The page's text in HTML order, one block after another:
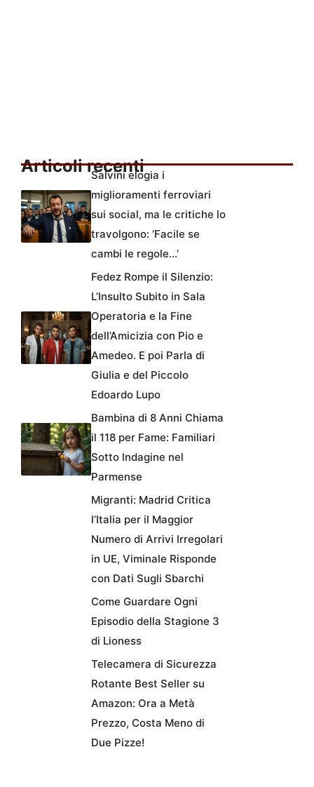
Articoli recenti
Salvini elogia i
miglioramenti ferroviari
sui social, ma le critiche lo
travolgono: ‘Facile se
cambi le regole…’
Fedez Rompe il Silenzio:
L’Insulto Subito in Sala
Operatoria e la Fine
dell’Amicizia con Pio e
Amedeo. E poi Parla di
Giulia e del Piccolo
Edoardo Lupo
Bambina di 8 Anni Chiama
il 118 per Fame: Familiari
Sotto Indagine nel
Parmense
Migranti: Madrid Critica
l’Italia per il Maggior
Numero di Arrivi Irregolari
in UE, Viminale Risponde
con Dati Sugli Sbarchi
Come Guardare Ogni
Episodio della Stagione 3
di Lioness
Telecamera di Sicurezza
Rotante Best Seller su
Amazon: Ora a Metà
Prezzo, Costa Meno di
Due Pizze!